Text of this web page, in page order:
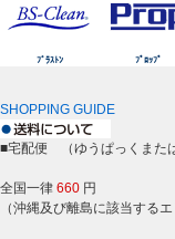
ﾌﾞﾗｽﾄﾝ ﾌﾟﾛｯﾌﾟ
SHOPPING GUIDE
■宅配便 （ゆうぱっくまた
全国一律 660 円
（沖縄及び離島に該当する